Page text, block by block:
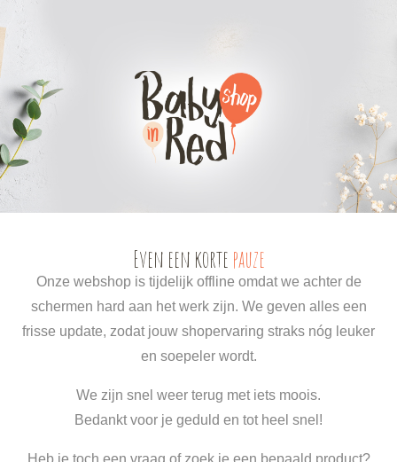
Even een korte pauze
Onze webshop is tijdelijk offline omdat we achter de
schermen hard aan het werk zijn. We geven alles een
frisse update, zodat jouw shopervaring straks nóg leuker
en soepeler wordt.
We zijn snel weer terug met iets moois.
Bedankt voor je geduld en tot heel snel!
Heb je toch een vraag of zoek je een bepaald product?